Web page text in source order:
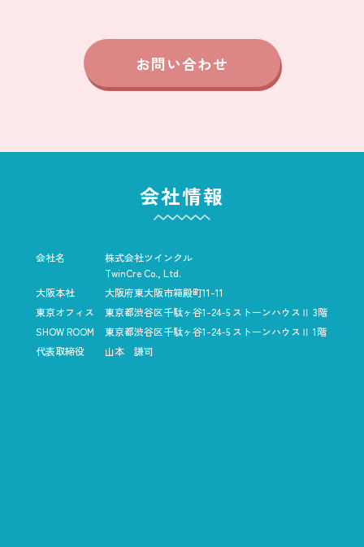
お問い合わせ
会社情報
会社名
株式会社ツインクル
TwinCre Co., Ltd.
大阪本社
大阪府東大阪市箱殿町11-11
東京オフィス
東京都渋谷区千駄ヶ谷1-24-5 ストーンハウスⅡ 3階
SHOW ROOM
東京都渋谷区千駄ヶ谷1-24-5 ストーンハウスⅡ 1階
代表取締役
山本 謙司